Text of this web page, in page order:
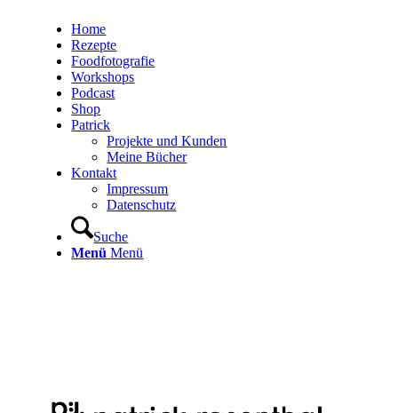
Home
Rezepte
Foodfotografie
Workshops
Podcast
Shop
Patrick
Projekte und Kunden
Meine Bücher
Kontakt
Impressum
Datenschutz
Suche
Menü Menü